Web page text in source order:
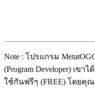
Note : โปรแกรม
(Program Developer) เข
ใช้กันฟรีๆ (FREE) โดยคุ